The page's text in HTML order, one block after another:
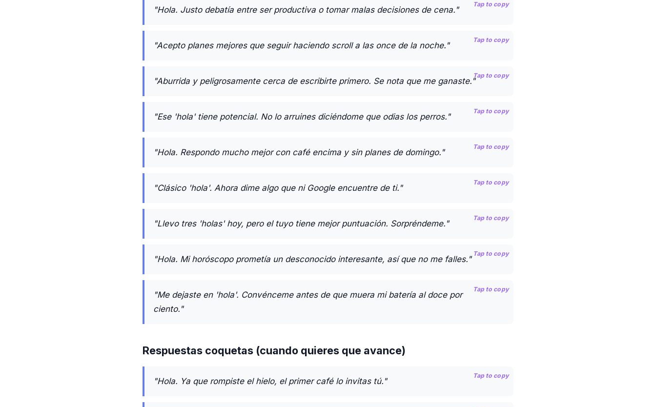
"Hola. Justo debatía entre ser productiva o tomar malas decisiones de cena."
Tap to copy
"Acepto planes mejores que seguir haciendo scroll a las once de la noche."
Tap to copy
"Aburrida y peligrosamente cerca de escribirte primero. Se nota que me ganaste."
Tap to copy
"Ese 'hola' tiene potencial. No lo arruines diciéndome que odias los perros."
Tap to copy
"Hola. Respondo mucho mejor con café encima y sin planes de domingo."
Tap to copy
"Clásico 'hola'. Ahora dime algo que ni Google encuentre de ti."
Tap to copy
"Llevo tres 'holas' hoy, pero el tuyo tiene mejor puntuación. Sorpréndeme."
Tap to copy
"Hola. Mi horóscopo prometía un desconocido interesante, así que no me falles."
Tap to copy
"Me dejaste en 'hola'. Convénceme antes de que muera mi batería al doce por
ciento."
Tap to copy
Respuestas coquetas (cuando quieres que avance)
"Hola. Ya que rompiste el hielo, el primer café lo invitas tú."
Tap to copy